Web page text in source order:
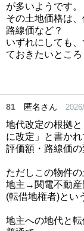
が多いようです。
その土地価格は
路線価など？
いずれにしても
ておきたいところ
81 匿名さん
地代改定の根拠
に改定」と書か
評価額・路線価の
ただしこの物件の
地主→関電不動産
(転借地権者)とい
地主への地代と